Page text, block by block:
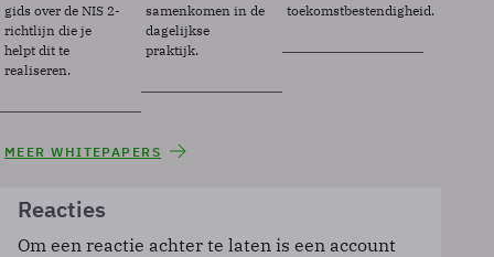
gids over de NIS 2-
richtlijn die je
helpt dit te
realiseren.
samenkomen in de
dagelijkse
praktijk.
toekomstbestendigheid.
MEER WHITEPAPERS
Reacties
Om een reactie achter te laten is een account